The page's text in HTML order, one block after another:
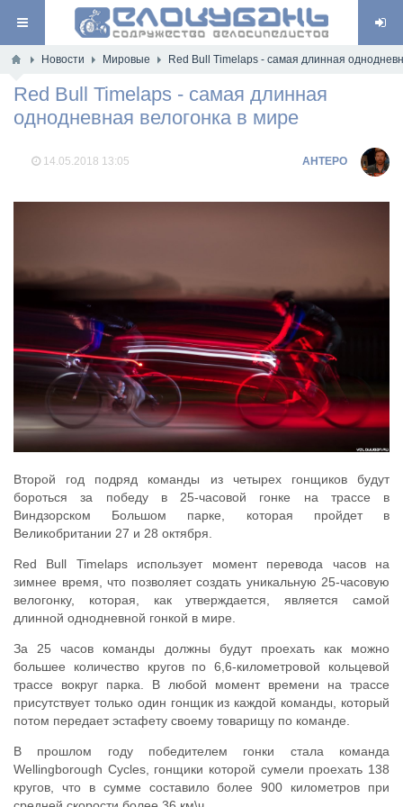
Новости Мировые Red Bull Timelaps - самая длинная
Red Bull Timelaps - самая длинная
однодневная велогонка в мире
14.05.2018 13:05 AHTEPO
Второй год подряд команды из четырех гонщиков будут
бороться за победу в 25-часовой гонке на трассе в
Виндзорском Большом парке, которая пройдет в
Великобритании 27 и 28 октября.
Red Bull Timelaps использует момент перевода часов на
зимнее время, что позволяет создать уникальную 25-часовую
велогонку, которая, как утверждается, является самой
длинной однодневной гонкой в мире.
За 25 часов команды должны будут проехать как можно
большее количество кругов по 6,6-километровой кольцевой
трассе вокруг парка. В любой момент времени на трассе
присутствует только один гонщик из каждой команды, который
потом передает эстафету своему товарищу по команде.
В прошлом году победителем гонки стала команда
Wellingborough Cycles, гонщики которой сумели проехать 138
кругов, что в сумме составило более 900 километров при